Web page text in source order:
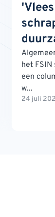
het FSIN
een
w...
24 juli